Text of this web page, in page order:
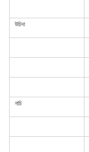
উচিদা
নাচি